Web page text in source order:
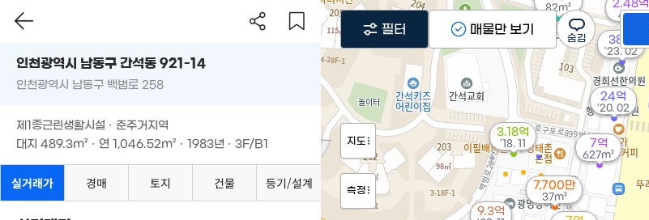
82m²
38억
'23. 02
7,700만
37m²
7억
627m²
24억
'20. 02
3.18억
'18. 11
2.48억
40m²
9.3억
지도
측정
필터 매물만 보기
인천광역시 남동구 간석동 921-14
인천광역시 남동구 백범로 258
제1종근린생활시설 · 준주거지역
대지 489.3m² · 연 1,046.52m² · 1983년 · 3F/B1
실거래가 경매 토지 건물 등기/설계